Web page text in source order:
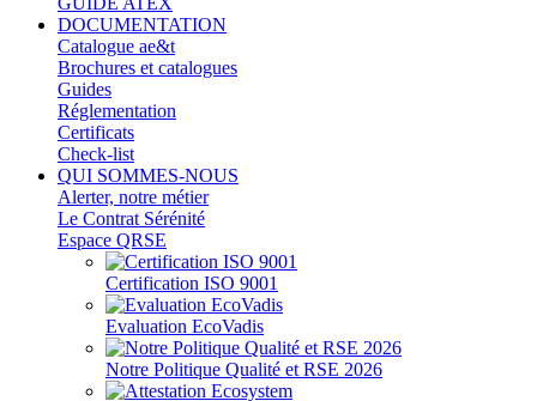
DOCUMENTATION
Catalogue ae&t
Brochures et catalogues
Guides
Réglementation
Certificats
Check-list
QUI SOMMES-NOUS
Alerter, notre métier
Le Contrat Sérénité
Espace QRSE
Certification ISO 9001
Evaluation EcoVadis
Notre Politique Qualité et RSE 2026